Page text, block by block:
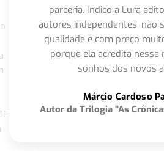
parceria. Indico a Lura
autores independentes, não
qualidade e com preço
porque ela acredita nesse
sonhos dos novos
Márcio Cardoso
Autor da Trilogia "As